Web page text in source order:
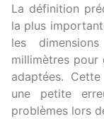
La définition
la plus
les
millimètres pour
adaptées.
une petite
problèmes lors